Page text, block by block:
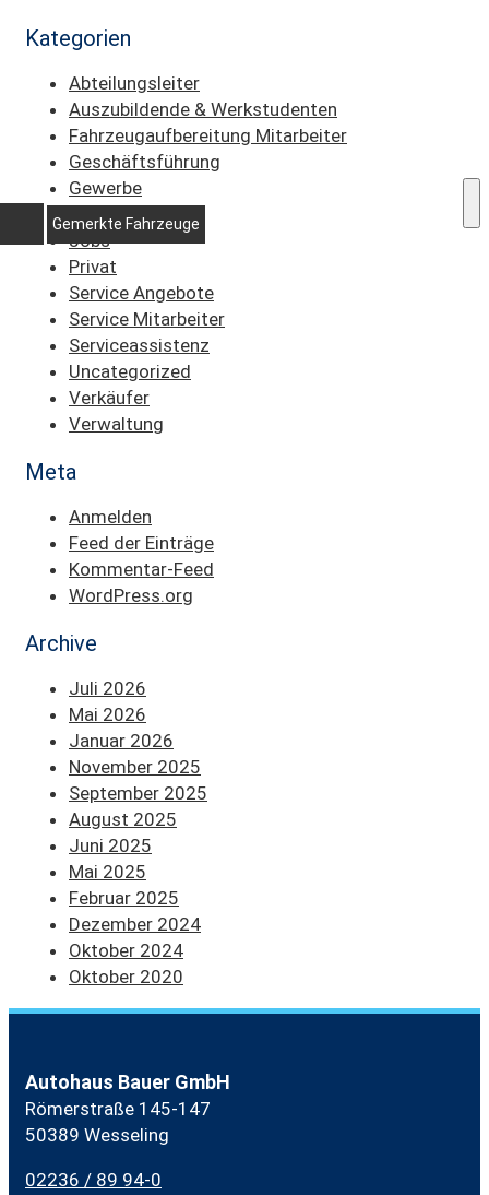
Kategorien
Abteilungsleiter
Auszubildende & Werkstudenten
Fahrzeugaufbereitung Mitarbeiter
Geschäftsführung
Gewerbe
Information
Jobs
Privat
Service Angebote
Service Mitarbeiter
Serviceassistenz
Uncategorized
Verkäufer
Verwaltung
Meta
Anmelden
Feed der Einträge
Kommentar-Feed
WordPress.org
Archive
Juli 2026
Mai 2026
Januar 2026
November 2025
September 2025
August 2025
Juni 2025
Mai 2025
Februar 2025
Dezember 2024
Oktober 2024
Oktober 2020
Autohaus Bauer GmbH
Römerstraße 145-147
50389 Wesseling
02236 / 89 94-0
Gemerkte Fahrzeuge